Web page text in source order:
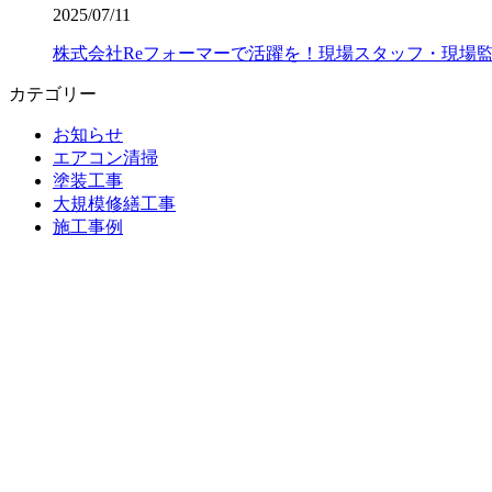
2025/07/11
株式会社Reフォーマーで活躍を！現場スタッフ・現場
カテゴリー
お知らせ
エアコン清掃
塗装工事
大規模修繕工事
施工事例